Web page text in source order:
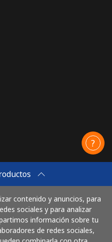
contenido y anuncios, para
sociales y para analizar
información sobre tu
de redes sociales,